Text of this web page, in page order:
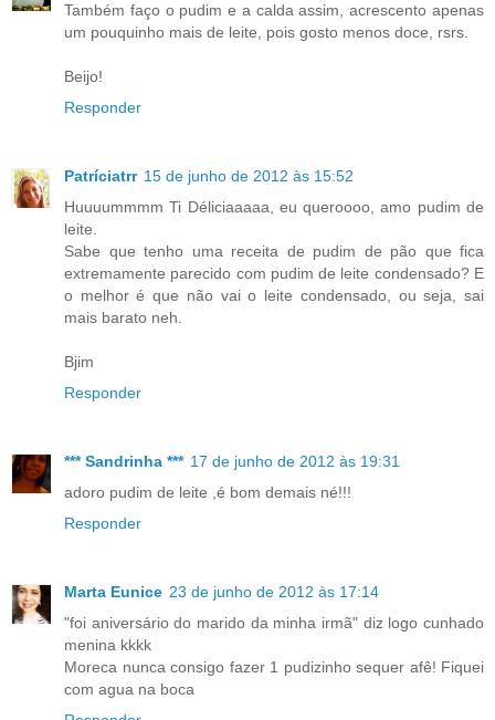
Também faço o pudim e a calda assim, acrescento apenas
um pouquinho mais de leite, pois gosto menos doce, rsrs.
Beijo!
Responder
Patríciatrr 15 de junho de 2012 às 15:52
Huuuummmm Ti Déliciaaaaa, eu queroooo, amo pudim de
leite.
Sabe que tenho uma receita de pudim de pão que fica
extremamente parecido com pudim de leite condensado? E
o melhor é que não vai o leite condensado, ou seja, sai
mais barato neh.
Bjim
Responder
*** Sandrinha *** 17 de junho de 2012 às 19:31
adoro pudim de leite ,é bom demais né!!!
Responder
Marta Eunice 23 de junho de 2012 às 17:14
"foi aniversário do marido da minha irmã" diz logo cunhado
menina kkkk
Moreca nunca consigo fazer 1 pudizinho sequer afê! Fiquei
com agua na boca